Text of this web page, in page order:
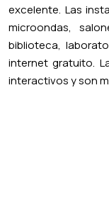
excelente. Las
microondas,
biblioteca,
internet gratuito.
interactivos y son